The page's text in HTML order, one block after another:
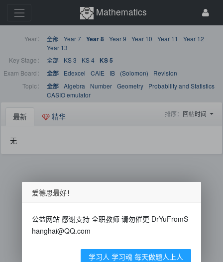
Mathematics
Year： 全部 Year 7 Year 8 Year 9 Year 10 Year 11
Year 12
Year 13
Key Stage：
全部 KS 3 KS 4
KS 5
Exam Board：
全部 Edexcel CAIE IB (Solomon)
Revision
Topic：
全部 Algebra Number Geometry
Probability and Statistics
CASIO emulator
最新 精华 排序： 回帖时间
无
爱德思最好！
公益网站 感谢支持 全职教师 请勿催更 DrYuFromS
hanghai@QQ.com
学习人 学习魂 每天做题人上人